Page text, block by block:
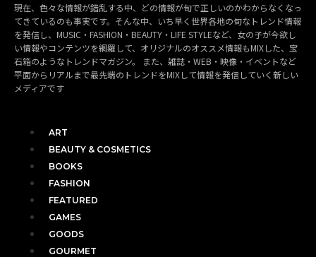
現在、色々な情報が錯乱する中、どの情報が旬で正しいのかわからなくなっ
てきているのも事実です。そんな中、いち早く世界各地の旬なトレンド情報
を発信し、MUSIC・FASHION・BEAUTY・LIFE STYLEなど、女の子が今欲し
い情報やコンテンツを網羅して、オリジナルのオススメ情報もMIXした、宝
石箱のようなトレンドマガジン。 また、雑誌・WEB・映像・イベントなど
平面からリアルまで最先端のトレンドをMIXして情報を発信していく新しい
メディアです
ART
BEAUTY & COSMETICS
BOOKS
FASHION
FEATURED
GAMES
GOODS
GOURMET